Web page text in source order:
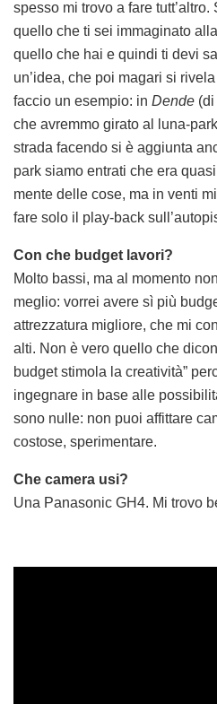
spesso mi trovo a fare
quello che ti sei immaginato
quello che hai e quindi ti devi
un’idea, che poi magari si
faccio un esempio: in Dende
che avremmo girato al luna-
strada facendo si è aggiunta
park siamo entrati che era
mente delle cose, ma in venti
fare solo il play-back
Con che budget lavori?
Molto bassi, ma al momento
meglio: vorrei avere sì più
attrezzatura migliore, che mi
alti. Non è vero quello che
budget stimola la creatività”
ingegnare in base alle
sono nulle: non puoi affittare
costose, sperimentare.
Che camera usi?
Una Panasonic GH4. Mi trovo